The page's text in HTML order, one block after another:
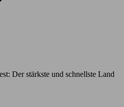
Der stärkste und schnellste Land